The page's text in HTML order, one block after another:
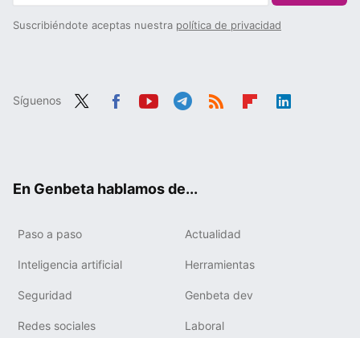
Suscribiéndote aceptas nuestra política de privacidad
Síguenos
En Genbeta hablamos de...
Paso a paso Actualidad
Inteligencia artificial Herramientas
Seguridad Genbeta dev
Redes sociales Laboral